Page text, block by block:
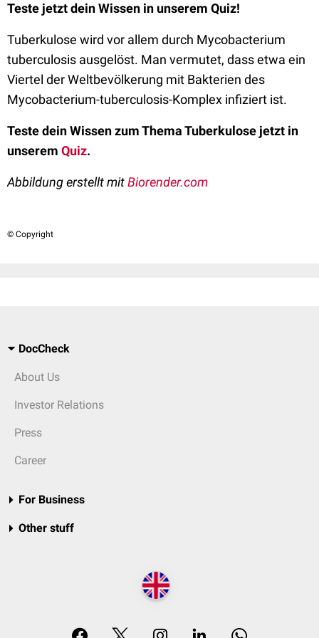
Teste jetzt dein Wissen in unserem Quiz!
Tuberkulose wird vor allem durch Mycobacterium
tuberculosis ausgelöst. Man vermutet, dass etwa ein
Viertel der Weltbevölkerung mit Bakterien des
Mycobacterium-tuberculosis-Komplex infiziert ist.
Teste dein Wissen zum Thema Tuberkulose jetzt in
unserem Quiz.
Abbildung erstellt mitBiorender.com
© Copyright
DocCheck
About Us
Investor Relations
Press
Career
For Business
Other stuff